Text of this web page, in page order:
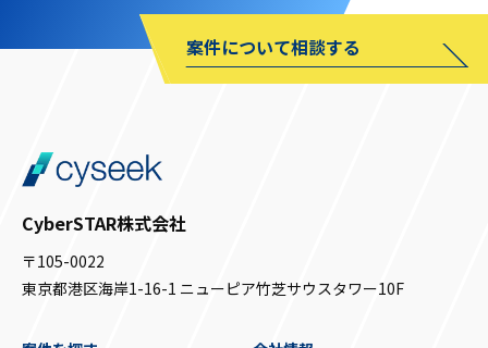
案件について相談する
CyberSTAR株式会社
〒105-0022
東京都港区海岸1-16-1 ニューピア竹芝サウスタワー10F